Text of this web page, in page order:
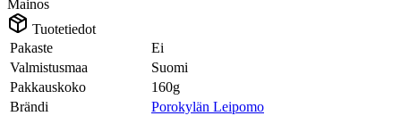
Mainos
Tuotetiedot
Pakaste
Ei
Valmistusmaa
Suomi
Pakkauskoko
160g
Brändi
Porokylän Leipomo